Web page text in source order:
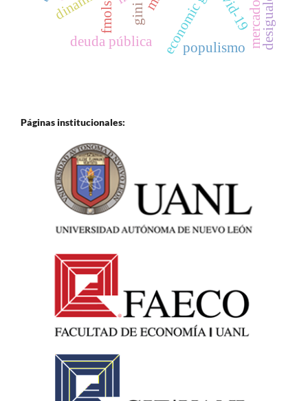
fmols
deuda pública desigualdad
gini
populismo
Páginas institucionales: